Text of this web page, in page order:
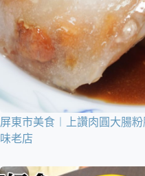
屏東市美食︱上讚肉圓大腸
味老店